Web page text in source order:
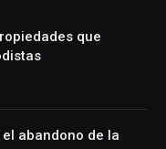
que
abandono de la